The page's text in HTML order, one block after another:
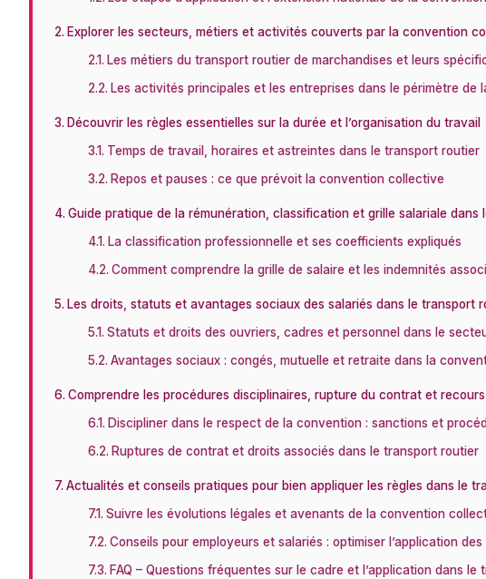
Explorer les secteurs, métiers et activités couverts par la convention
Les métiers du transport routier de marchandises et leurs
Les activités principales et les entreprises dans le périmètre de
Découvrir les règles essentielles sur la durée et l’organisation du travail
Temps de travail, horaires et astreintes dans le transport routier
Repos et pauses : ce que prévoit la convention collective
Guide pratique de la rémunération, classification et grille salariale dans
La classification professionnelle et ses coefficients expliqués
Comment comprendre la grille de salaire et les indemnités
Les droits, statuts et avantages sociaux des salariés dans le transport
Statuts et droits des ouvriers, cadres et personnel dans le
Avantages sociaux : congés, mutuelle et retraite dans la
Comprendre les procédures disciplinaires, rupture du contrat et
Discipliner dans le respect de la convention : sanctions et
Ruptures de contrat et droits associés dans le transport routier
Actualités et conseils pratiques pour bien appliquer les règles dans le
Suivre les évolutions légales et avenants de la convention
Conseils pour employeurs et salariés : optimiser l’application des
FAQ – Questions fréquentes sur le cadre et l’application dans le